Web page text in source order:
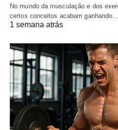
No mundo da musculação e dos
certos conceitos acabam ganhando…
1 semana atrás